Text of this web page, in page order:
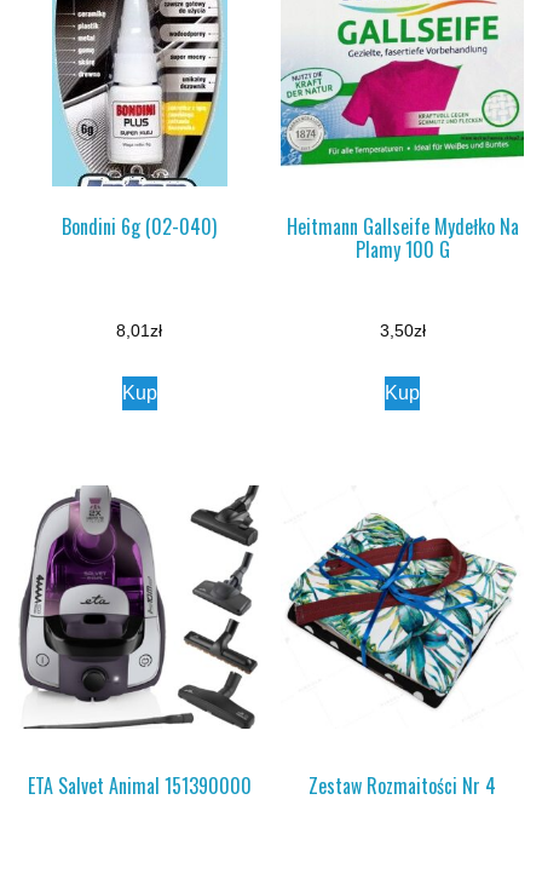
Bondini 6g (02-040)
8,01zł
Kup
Heitmann Gallseife Mydełko Na
Plamy 100 G
3,50zł
Kup
ETA Salvet Animal 151390000 Zestaw Rozmaitości Nr 4